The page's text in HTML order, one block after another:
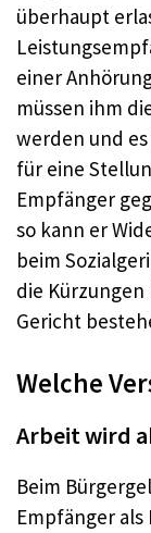
überhaupt
einer
müssen ihm
werden und
für eine
Empfänger
so kann er
beim
die
Gericht
Welche
Arbeit wird
Beim
Empfänger